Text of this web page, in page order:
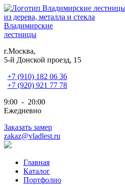
Владимирские
лестницы
г.Москва,
5-й Донской проезд, 15
+7 (910) 182 06 36
+7 (920) 921 77 78
9:00 - 20:00
Ежедневно
Заказать замер
zakaz@vladlest.ru
Главная
Каталог
Портфолио